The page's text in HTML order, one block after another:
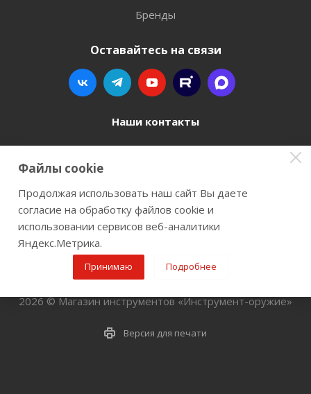
Бренды
Оставайтесь на связи
Наши контакты
8 800 77-00-962
г. Пермь, ул. Павла Преображенского, д.6А,
помещение 3
2026 © Магазин инструментов «Инструмент-оружие»
Версия для печати
Файлы cookie
Продолжая использовать наш сайт Вы даете
согласие на обработку файлов cookie и
использовании сервисов веб-аналитики
Яндекс.Метрика.
Принимаю Подробнее